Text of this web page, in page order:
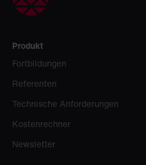
Produkt
Fortbildungen
Referenten
Technische Anforderungen
Kostenrechner
Newsletter